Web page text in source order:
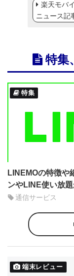
楽天モバ
ニュース記
特集
特集
LINEMOの特徴や
ンやLINE使い放題
通信サービス
端末レビュー